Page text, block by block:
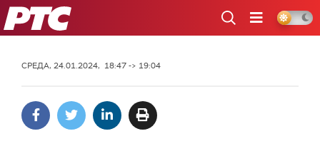
РТС
СРЕДА, 24.01.2024, 18:47 -> 19:04